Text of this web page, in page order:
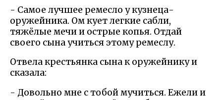
- Самое лучшее ремесло у кузнеца-
оружейника. Ом кует легкие сабли,
тяжёлые мечи и острые копья. Отдай
своего сына учиться этому ремеслу.
Отвела крестьянка сына к оружейнику и
сказала:
- Довольно мне с тобой мучиться. Ежели и